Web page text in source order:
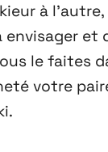
à
envisager et
le faites
votre